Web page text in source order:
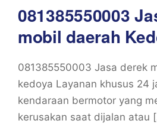
081385550003
mobil daerah
081385550003 Jasa derek
kedoya Layanan khusus 24
kendaraan bermotor yang
kerusakan saat dijalan atau